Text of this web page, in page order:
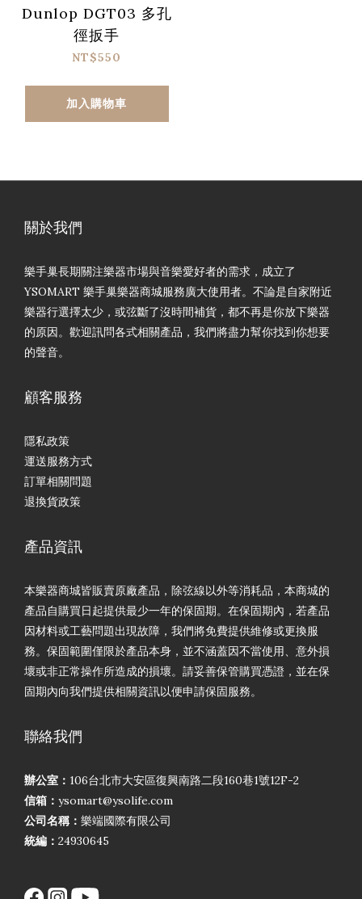
Dunlop DGT03 多孔
徑扳手
NT$550
加入購物車
關於我們
樂手巢長期關注樂器市場與音樂愛好者的需求，成立了
YSOMART 樂手巢樂器商城服務廣大使用者。不論是自家附近
樂器行選擇太少，或弦斷了沒時間補貨，都不再是你放下樂器
的原因。歡迎訊問各式相關產品，我們將盡力幫你找到你想要
的聲音。
顧客服務
隱私政策
運送服務方式
訂單相關問題
退換貨政策
產品資訊
本樂器商城皆販賣原廠產品，除弦線以外等消耗品，本商城的
產品自購買日起提供最少一年的保固期。在保固期內，若產品
因材料或工藝問題出現故障，我們將免費提供維修或更換服
務。保固範圍僅限於產品本身，並不涵蓋因不當使用、意外損
壞或非正常操作所造成的損壞。請妥善保管購買憑證，並在保
固期內向我們提供相關資訊以便申請保固服務。
聯絡我們
辦公室： 106台北市大安區復興南路二段160巷1號12F-2
信箱： ysomart@ysolife.com
公司名稱： 樂端國際有限公司
統編： 24930645